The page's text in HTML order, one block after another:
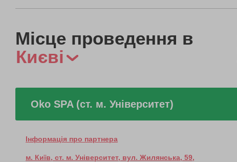
Місце проведення в
Києві
Oko SPA (ст. м. Університет)
Інформація про партнера
м. Київ, ст. м. Університет, вул. Жилянська, 59,